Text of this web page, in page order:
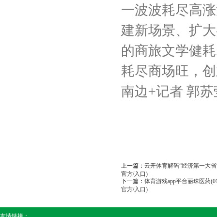
一波波耗尽高
建新场景、扩
的商旅文学健
耗尽商场旺，
南边+记者 郭
上一篇： 云开体育解码“经济第一大
官方/入口)
下一篇： 体育游戏app平台丽珠医药
官方/入口)